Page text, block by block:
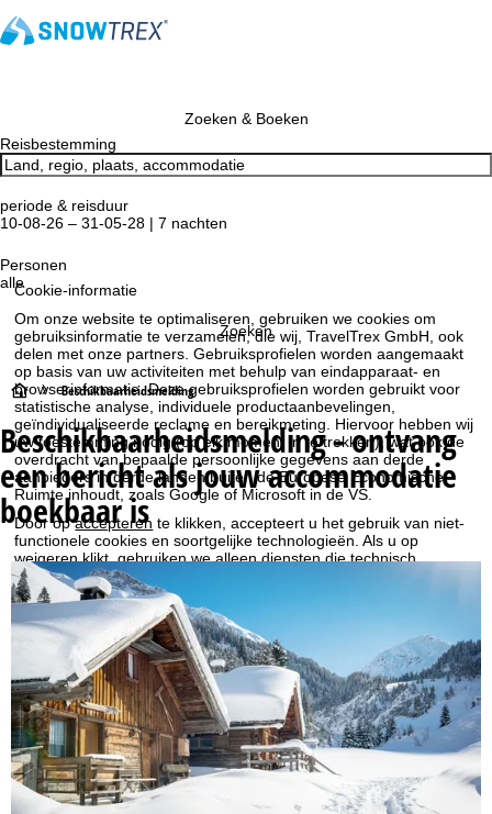
Cookie-informatie
Om onze website te optimaliseren, gebruiken we cookies om
gebruiksinformatie te verzamelen, die wij, TravelTrex GmbH, ook
delen met onze partners. Gebruiksprofielen worden aangemaakt
op basis van uw activiteiten met behulp van eindapparaat- en
browserinformatie. Deze gebruiksprofielen worden gebruikt voor
statistische analyse, individuele productaanbevelingen,
geïndividualiseerde reclame en bereikmeting. Hiervoor hebben wij
uw toestemming nodig (op elk moment in te trekken), wat ook de
overdracht van bepaalde persoonlijke gegevens aan derde
aanbieders in derde landen buiten de Europese Economische
Ruimte inhoudt, zoals Google of Microsoft in de VS.
Door opaccepteren te klikken, accepteert u het gebruik van niet-
functionele cookies en soortgelijke technologieën. Als u op
weigerenklikt, gebruiken we alleen diensten die technisch
noodzakelijk zijn en die nodig zijn voor de uitvoering van het
contract.
Meer informatie over het gebruik van cookies en de mogelijkheid
om uw instellingen te wijzigen, vindt u in de informatie over
Cookie-Policy.
Informatie over de verantwoordelijke vind je in hetImpressum.
Informatie over de doeleinden en jouw rechten omtrent
gegevensbescherming vind je onzePrivacy Policy.
Accepteren
Zoeken & Boeken
Reisbestemming
periode & reisduur
10-08-26 – 31-05-28 | 7 nachten
Personen
alle
Zoeken
S
t
a
r
t
g
i
n
Beschikbaarheidsmelding
Beschikbaarheidsmelding - ontvang
een bericht als jouw accommodatie
boekbaar is